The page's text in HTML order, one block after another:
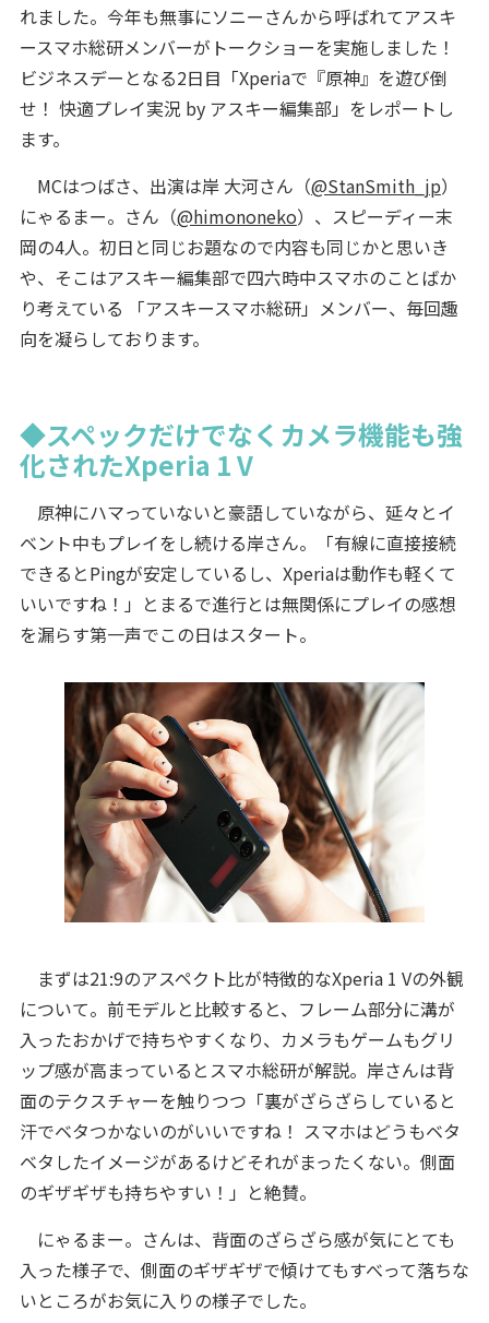
れました。今年も無事にソニーさんから呼ばれてアスキ
ースマホ総研メンバーがトークショーを実施しました！
ビジネスデーとなる2日目「Xperiaで『原神』を遊び倒
せ！ 快適プレイ実況 by アスキー編集部」をレポートし
ます。
MCはつばさ、出演は岸 大河さん（@StanSmith_jp）
にゃるまー。さん（@himononeko）、スピーディー末
岡の4人。初日と同じお題なので内容も同じかと思いき
や、そこはアスキー編集部で四六時中スマホのことばか
り考えている 「アスキースマホ総研」メンバー、毎回趣
向を凝らしております。
◆スペックだけでなくカメラ機能も強
化されたXperia 1 V
原神にハマっていないと豪語していながら、延々とイ
ベント中もプレイをし続ける岸さん。「有線に直接接続
できるとPingが安定しているし、Xperiaは動作も軽くて
いいですね！」とまるで進行とは無関係にプレイの感想
を漏らす第一声でこの日はスタート。
まずは21:9のアスペクト比が特徴的なXperia 1 Vの外観
について。前モデルと比較すると、フレーム部分に溝が
入ったおかげで持ちやすくなり、カメラもゲームもグリ
ップ感が高まっているとスマホ総研が解説。岸さんは背
面のテクスチャーを触りつつ「裏がざらざらしていると
汗でベタつかないのがいいですね！ スマホはどうもベタ
ベタしたイメージがあるけどそれがまったくない。側面
のギザギザも持ちやすい！」と絶賛。
にゃるまー。さんは、背面のざらざら感が気にとても
入った様子で、側面のギザギザで傾けてもすべって落ちな
いところがお気に入りの様子でした。